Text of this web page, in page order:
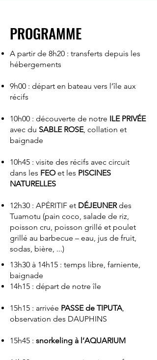
PROGRAMME
A partir de 8h20 : transferts depuis les
hébergements​
9h00 : départ en bateau vers l’île aux
récifs
10h00 : découverte de notre ILE PRIVÉE
avec du SABLE ROSE, collation et
baignade
10h45 : visite des récifs avec circuit
dans les FEOet les PISCINES
NATURELLES
12h30 : APÉRITIF et DÉJEUNERdes
Tuamotu (pain coco, salade de riz,
poisson cru, poisson grillé et poulet
grillé au barbecue – eau, jus de fruit,
sodas, bière, ...)
13h30 à 14h15 : temps libre, farniente,
baignade
14h15 : départ de notre île
15h15 : arrivée PASSE de TIPUTA,
observation des DAUPHINS
15h45 : snorkeling à l’AQUARIUM